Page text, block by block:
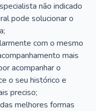
não indicado
pode solucionar o
com o mesmo
mais
acompanhar o
o seu histórico e
preciso;
melhores formas